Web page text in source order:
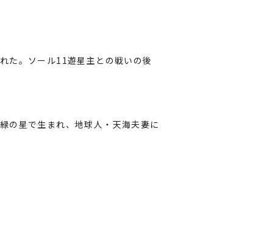
た。ソール11遊星主との戦いの後
の星で生まれ、地球人・天海夫妻に